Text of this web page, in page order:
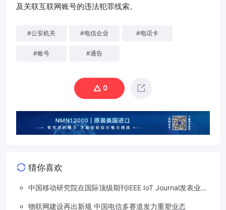
及关联互联网账号的违法犯罪线索。
#公安机关 #电信企业 #电话卡
#账号 #通告
0
猜你喜欢
中国移动研究院在国际顶级期刊IEEE IoT Journal发表业界
物联网建设再出新规 中国电信多赛道发力重塑业态